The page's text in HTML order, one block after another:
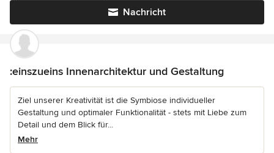
Nachricht
:einszueins Innenarchitektur und Gestaltung
Ziel unserer Kreativität ist die Symbiose individueller
Gestaltung und optimaler Funktionalität - stets mit Liebe zum
Detail und dem Blick für...
Mehr